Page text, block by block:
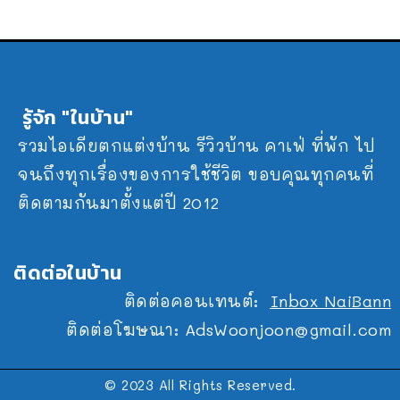
รู้จัก "ในบ้าน"
รวมไอเดียตกแต่งบ้าน รีวิวบ้าน คาเฟ่ ที่พัก ไป
จนถึงทุกเรื่องของการใช้ชีวิต ขอบคุณทุกคนที่
ติดตามกันมาตั้งแต่ปี 2012
ติดต่อในบ้าน
ติดต่อคอนเทนต์: Inbox NaiBann
ติดต่อโฆษณา: AdsWoonjoon@gmail.com
© 2023 All Rights Reserved.